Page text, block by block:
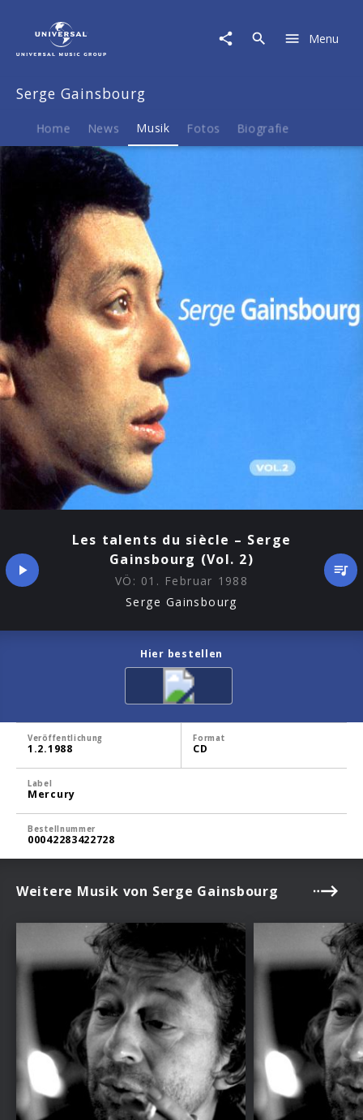
Gainsbourg
Musik
Les
siècle
-
Menu
Serge Gainsbourg
Home News Musik Fotos Biografie
Les talents du siècle – Serge
Gainsbourg (Vol. 2)
VÖ: 01. Februar 1988
Serge Gainsbourg
Hier bestellen
Veröffentlichung
1.2.1988
Format
CD
Label
Mercury
Bestellnummer
00042283422728
Weitere Musik von Serge Gainsbourg